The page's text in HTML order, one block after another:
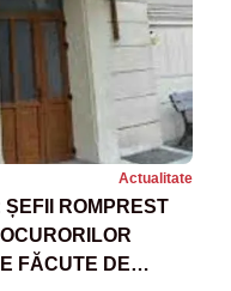
Actualitate
ROMPREST
FĂCUTE DE